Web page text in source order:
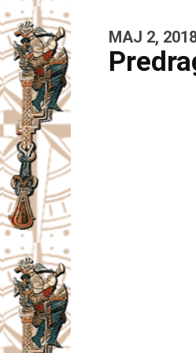
MAJ 2,